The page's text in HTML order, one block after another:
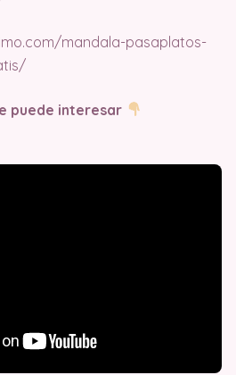
mandala-pasaplatos-
puede interesar